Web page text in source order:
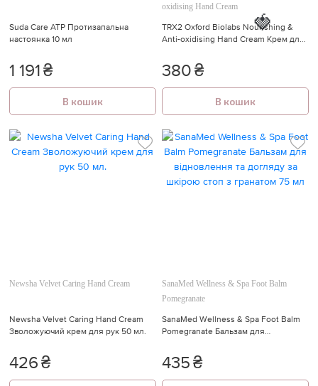
Suda Care ATP Протизапальна
настоянка 10 мл
1 191₴
В кошик
oxidising Hand Cream
TRX2 Oxford Biolabs Nourishing &
Anti-oxidising Hand Cream Крем для
380₴
В кошик
Newsha Velvet Caring Hand Cream
Newsha Velvet Caring Hand Cream
Зволожуючий крем для рук 50 мл.
426₴
SanaMed Wellness & Spa Foot Balm
Pomegranate
SanaMed Wellness & Spa Foot Balm
Pomegranate Бальзам для
стоп з гранатом 75 мл
435₴
🍓